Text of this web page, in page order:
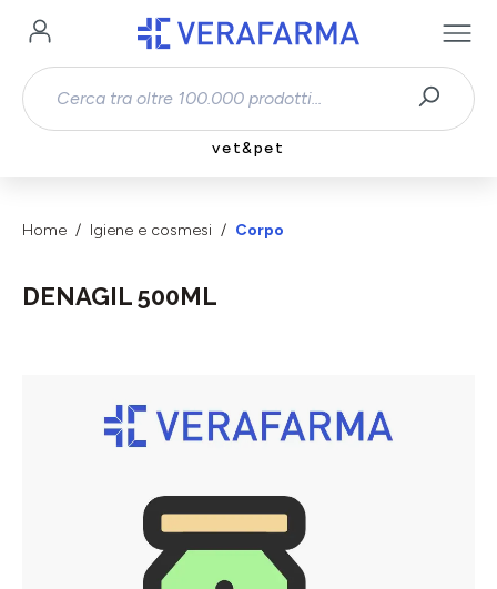
Passa al contenuto principale
vet&pet
Home Igiene e cosmesi Corpo
DENAGIL 500ML